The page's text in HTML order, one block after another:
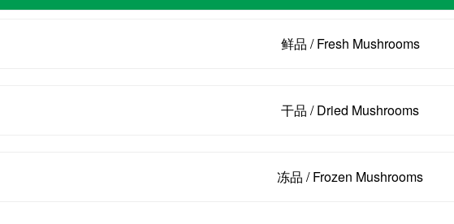
鲜品 / Fresh Mushrooms
干品 / Dried Mushrooms
冻品 / Frozen Mushrooms